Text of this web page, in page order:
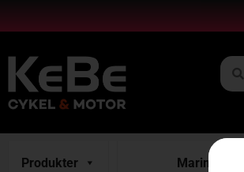
Produkter Marint